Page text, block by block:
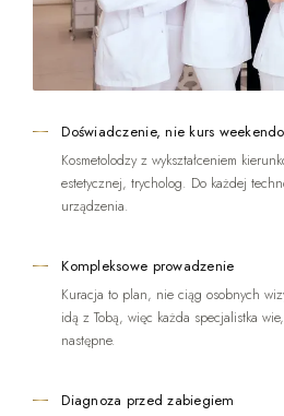
Doświadczenie, nie kurs
Kosmetolodzy z wykształceniem
estetycznej, trycholog. Do każdej
urządzenia.
Kompleksowe prowadzenie
Kuracja to plan, nie ciąg osobnych
idą z Tobą, więc każda specjalistka
następne.
Diagnoza przed zabiegiem